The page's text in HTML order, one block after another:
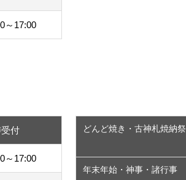
～17:00
付
～17:00
どんど焼き・古神札焼納祭
年末年始・神事・諸行事